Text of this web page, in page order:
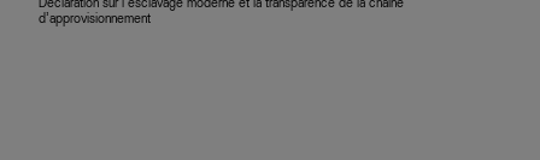
Déclaration sur l’esclavage moderne et la transparence de la chaîne
d’approvisionnement